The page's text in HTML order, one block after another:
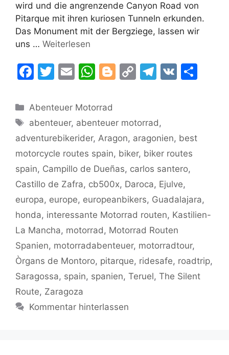
wird und die angrenzende Canyon Road von
Pitarque mit ihren kuriosen Tunneln erkunden.
Das Monument mit der Bergziege, lassen wir
uns … Weiterlesen
F
c
e
b
o
o
k
T
itt
er
E
ai
l
W
at
s
A
p
p
Bl
g
er
C
y
Li
n
k
T
gr
a
m
V
Kategorien
Abenteuer Motorrad
Schlagwörter
abenteuer, abenteuer motorrad,
adventurebikerider, Aragon, aragonien, best
motorcycle routes spain, biker, biker routes
spain, Campillo de Dueñas, carlos santero,
Castillo de Zafra, cb500x, Daroca, Ejulve,
europa, europe, europeanbikers, Guadalajara,
honda, interessante Motorrad routen, Kastilien-
La Mancha, motorrad, Motorrad Routen
Spanien, motorradabenteuer, motorradtour,
Òrgans de Montoro, pitarque, ridesafe, roadtrip,
Saragossa, spain, spanien, Teruel, The Silent
Route, Zaragoza
Kommentar hinterlassen